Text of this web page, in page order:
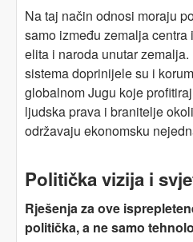
Na taj način odnosi moraju
samo između zemalja
elita i naroda unutar
sistema doprinijele su i
globalnom Jugu koje
ljudska prava i branitelje
održavaju ekonomsku
Politička vizija i
Rješenja za ove
politička, a ne samo